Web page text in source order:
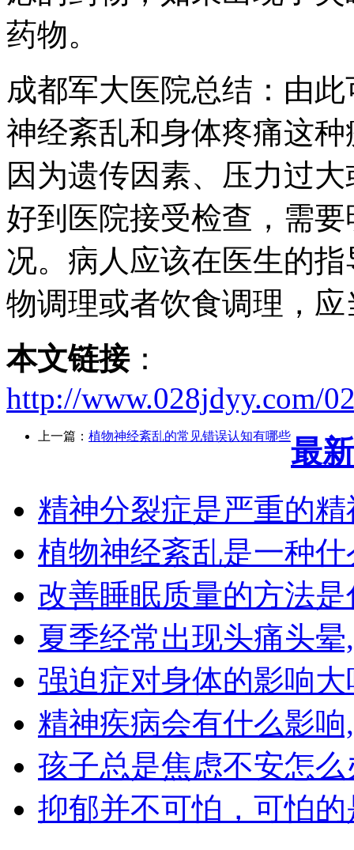
药物。
成都军大医院总结：由
神经紊乱和身体疼痛这
因为遗传因素、压力过
好到医院接受检查，需
况。病人应该在医生的
物调理或者饮食调理，
本文链接：
http://www.028jdyy.com/
上一篇： 植物神经紊乱的常见错误认知有哪些最
精神分裂症是严重的
植物神经紊乱是一种
改善睡眠质量的方法
夏季经常出现头痛头
强迫症对身体的影响
精神疾病会有什么影
孩子总是焦虑不安怎
抑郁并不可怕，可怕